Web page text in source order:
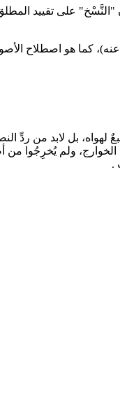
على تقييد
كما هو اصطلاح
بل لابد من ردِّ
ولم يُخرِجُوا من
.